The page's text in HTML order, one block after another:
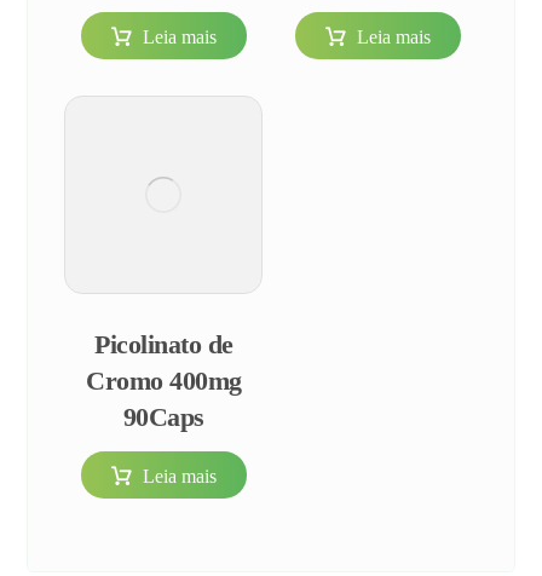
Leia mais Leia mais
Picolinato de
Cromo 400mg
90Caps
Leia mais